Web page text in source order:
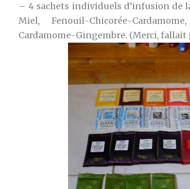
– 4 sachets individuels d’infusion de
Miel, Fenouil-Chicorée-
Cardamome-Gingembre. (Merci, fallait